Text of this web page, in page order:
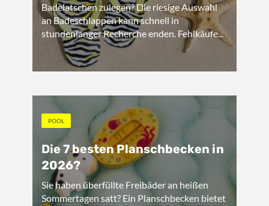
Badelatschen zulegen? Die riesige Auswahl
an Badeschlappen kann schnell in
stundenlanger Recherche enden. Fehlkäufe...
POOL
Die 7 besten Planschbecken in
2026?
Sie haben überfüllte Freibäder an heißen
Sommertagen satt? Ein Planschbecken bietet